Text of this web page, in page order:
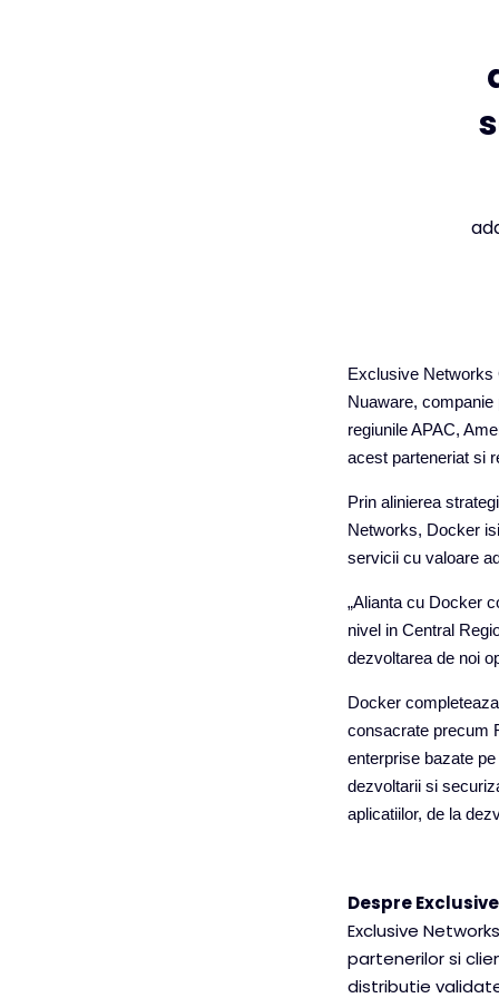
Exclusive Networks
Nuaware,
regiunile APAC,
acest parteneriat si
Prin alinierea
Networks, Docker
servicii cu valoare
„Alianta cu Docker
nivel in Central
dezvoltarea de noi
Docker
consacrate precum
enterprise bazate
dezvoltarii si
aplicatiilor, de la
Despre
Exclusive
partenerilor si
distributie